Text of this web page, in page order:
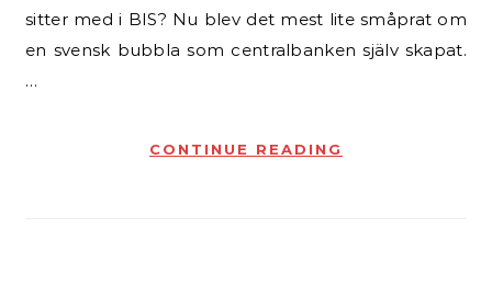
sitter med i BIS? Nu blev det mest lite småprat om
en svensk bubbla som centralbanken själv skapat.
…
CONTINUE READING